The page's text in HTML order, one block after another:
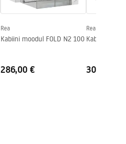
Rea
Kabiini moodul FOLD N2 100
286,00 €
Rea
Kabiini
305,00 €